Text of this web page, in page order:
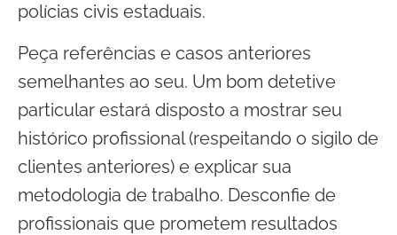
polícias civis estaduais.
Peça referências e casos anteriores
semelhantes ao seu. Um bom detetive
particular estará disposto a mostrar seu
histórico profissional (respeitando o sigilo de
clientes anteriores) e explicar sua
metodologia de trabalho. Desconfie de
profissionais que prometem resultados